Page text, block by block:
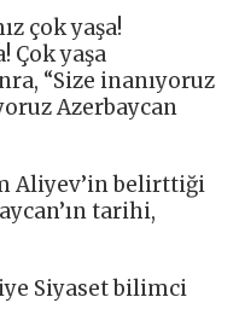
çok yaşa!
Çok yaşa
“Size inanıyoruz
Azerbaycan
Aliyev’in belirttiği
tarihi,
Siyaset bilimci